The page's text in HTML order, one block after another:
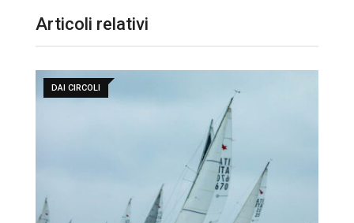
Articoli relativi
DAI CIRCOLI